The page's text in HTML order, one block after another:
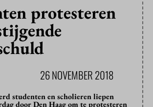
protesteren
26 NOVEMBER 2018
studenten en scholieren liepen
door Den Haag om te protesteren